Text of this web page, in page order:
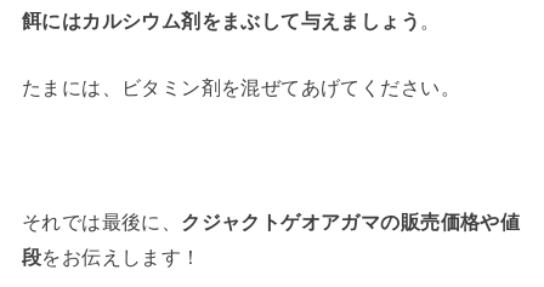
餌にはカルシウム剤をまぶして与えましょう
たまには、ビタミン剤を混ぜてあげてください。
それでは最後に、 クジャクトゲオアガマの販売価格や値
段をお伝えします！